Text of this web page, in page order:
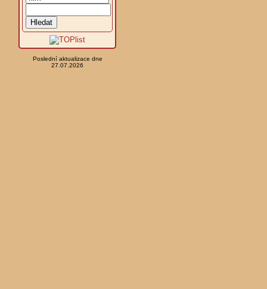
Poslední aktualizace dne
27.07.2026